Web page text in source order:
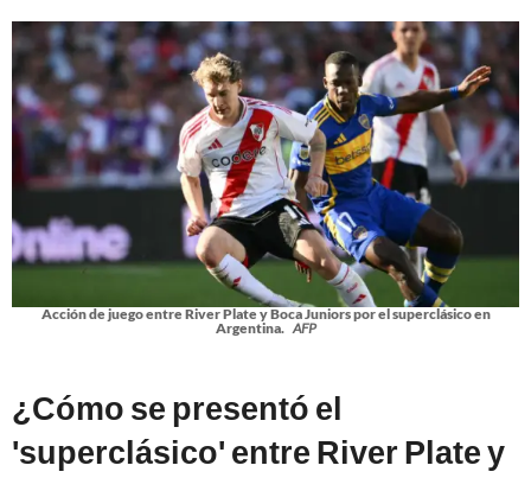
Acción de juego entre River Plate y Boca Juniors por el superclásico en
Argentina. AFP
¿Cómo se presentó el
'superclásico' entre River Plate y